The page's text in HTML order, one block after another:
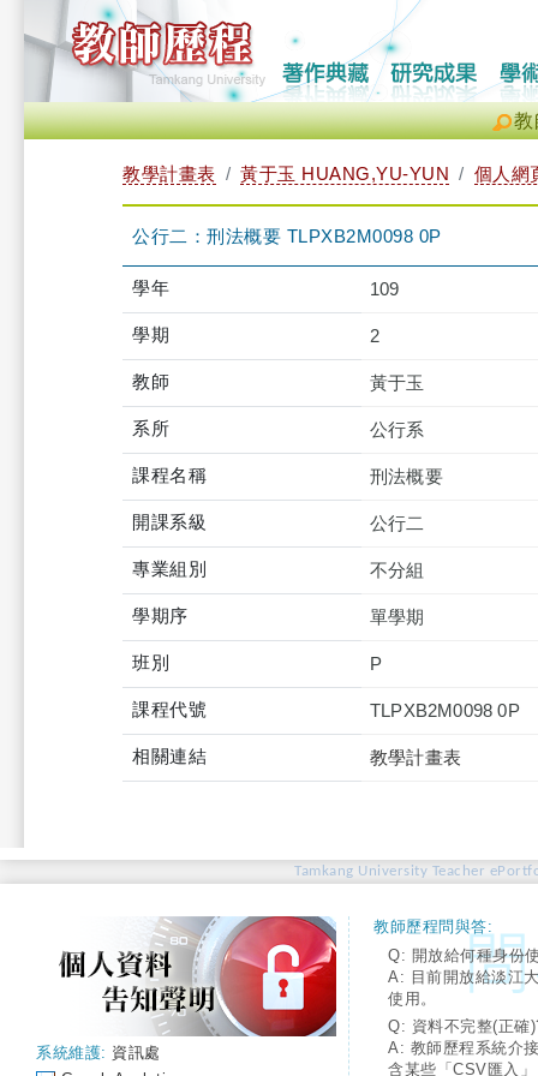
教
教學計畫表 黃于玉 HUANG,YU-YUN 個人網
公行二：刑法概要 TLPXB2M0098 0P
學年 109
學期 2
教師 黃于玉
系所 公行系
課程名稱 刑法概要
開課系級 公行二
專業組別 不分組
學期序 單學期
班別 P
課程代號 TLPXB2M0098 0P
相關連結 教學計畫表
Tamkang University Teacher
系統維護: 資訊處
教師歷程問與答:
Q: 開放給何種身份
A: 目前開放給淡江
使用。
Q: 資料不完整(正確
A: 教師歷程系統介
含某些「CSV匯入